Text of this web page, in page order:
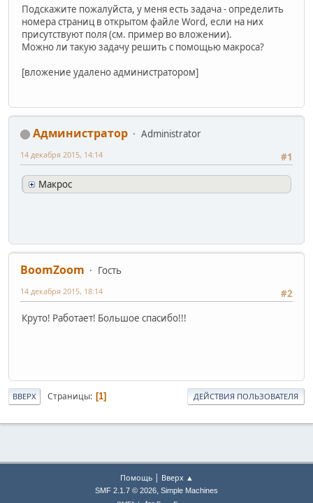
Подскажите пожалуйста, у меня есть задача - определить
номера страниц в открытом файле Word, если на них
присутствуют поля (см. пример во вложении).
Можно ли такую задачу решить с помощью макроса?
[вложение удалено администратором]
Администратор
Administrator
#1
14 декабря 2015, 14:14
Макрос
BoomZoom
Гость
#2
14 декабря 2015, 18:14
Круто! Работает! Большое спасибо!!!
ВВЕРХ Страницы 1 ДЕЙСТВИЯ ПОЛЬЗОВАТЕЛЯ
Помощь| Вверх ▲
SMF 2.1.7 © 2026, Simple Machines